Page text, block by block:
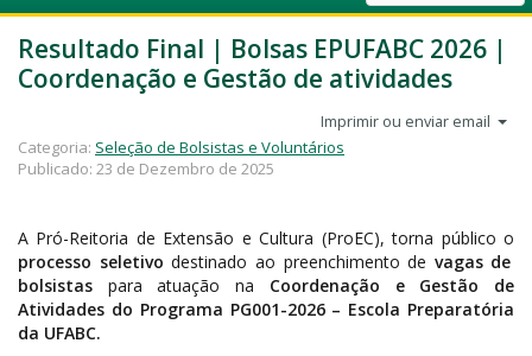
Resultado Final | Bolsas EPUFABC 2026 |
Coordenação e Gestão de atividades
Imprimir ou enviar email
Categoria: Seleção de Bolsistas e Voluntários
Publicado: 23 de Dezembro de 2025
A Pró-Reitoria de Extensão e Cultura (ProEC), torna público o
processo seletivodestinado ao preenchimento de vagas de
bolsistas para atuação na Coordenação e Gestão de
Atividades do Programa PG001-2026 – Escola Preparatória
da UFABC.